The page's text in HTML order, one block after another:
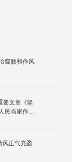
要文章《坚
民当家作